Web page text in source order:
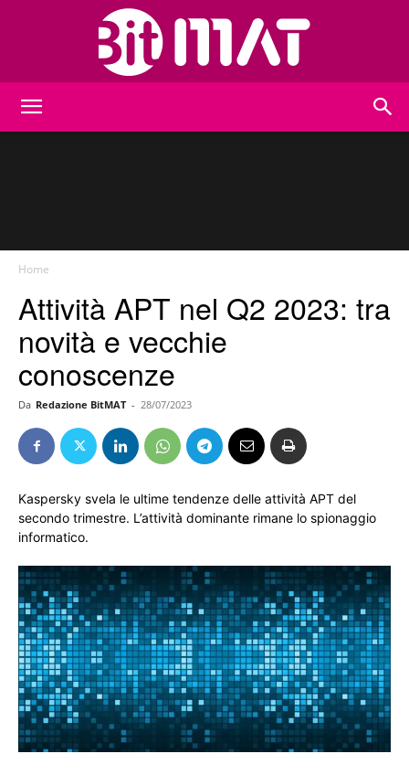
Home
Attività APT nel Q2 2023: tra
novità e vecchie
conoscenze
Da Redazione BitMAT - 28/07/2023
Kaspersky svela le ultime tendenze delle attività APT del
secondo trimestre. L’attività dominante rimane lo spionaggio
informatico.